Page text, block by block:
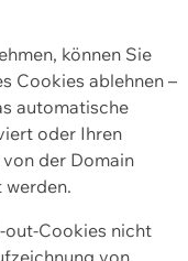
können Sie
Cookies ablehnen –
automatische
oder Ihren
der Domain
out-Cookies nicht